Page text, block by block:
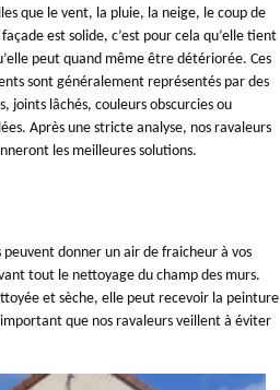
que le vent, la pluie, la neige, le coup de
est solide, c’est pour cela qu’elle tient
peut quand même être détériorée. Ces
sont généralement représentés par des
joints lâchés, couleurs obscurcies ou
Après une stricte analyse, nos ravaleurs
les meilleures solutions.
peuvent donner un air de fraicheur à vos
tout le nettoyage du champ des murs.
et sèche, elle peut recevoir la peinture
important que nos ravaleurs veillent à éviter